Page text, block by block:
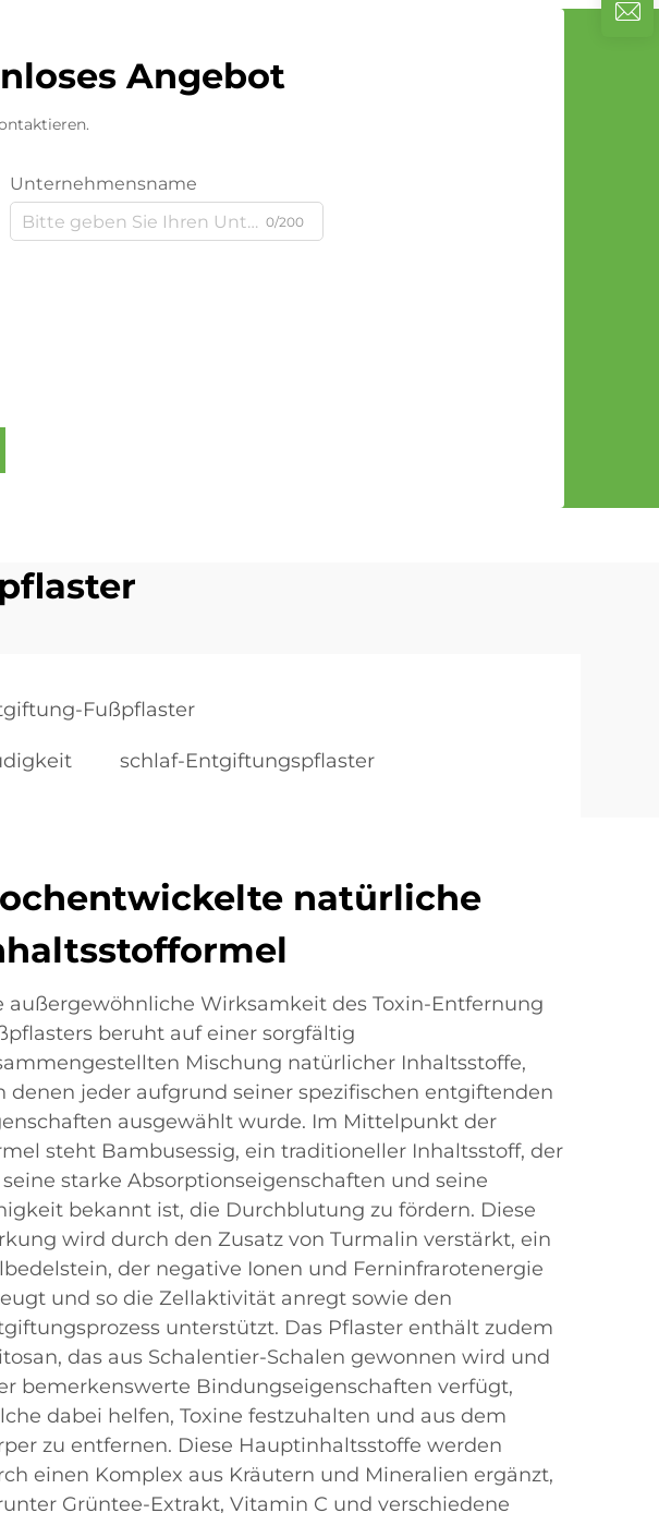
Angebot
Unternehmensname
0/200
Fußpflaster
schlaf-Entgiftungspflaster
natürliche
außergewöhnliche Wirksamkeit des Toxin-Entfernung
beruht auf einer sorgfältig
Mischung natürlicher Inhaltsstoffe,
denen jeder aufgrund seiner spezifischen entgiftenden
ausgewählt wurde. Im Mittelpunkt der
steht Bambusessig, ein traditioneller Inhaltsstoff, der
starke Absorptionseigenschaften und seine
bekannt ist, die Durchblutung zu fördern. Diese
wird durch den Zusatz von Turmalin verstärkt, ein
der negative Ionen und Ferninfrarotenergie
und so die Zellaktivität anregt sowie den
unterstützt. Das Pflaster enthält zudem
das aus Schalentier-Schalen gewonnen wird und
bemerkenswerte Bindungseigenschaften verfügt,
dabei helfen, Toxine festzuhalten und aus dem
zu entfernen. Diese Hauptinhaltsstoffe werden
einen Komplex aus Kräutern und Mineralien ergänzt,
Grüntee-Extrakt, Vitamin C und verschiedene